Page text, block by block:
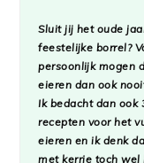
Sluit jij het oude
feestelijke borrel?
persoonlijk mogen
eieren dan ook
Ik bedacht dan ook
recepten voor het
eieren en ik denk
met kerrie toch wel